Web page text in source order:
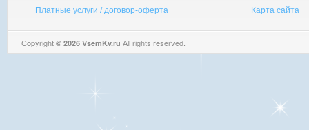
Платные услуги / договор-оферта
Карта сайта
Copyright © 2026 VsemKv.ru All rights reserved.